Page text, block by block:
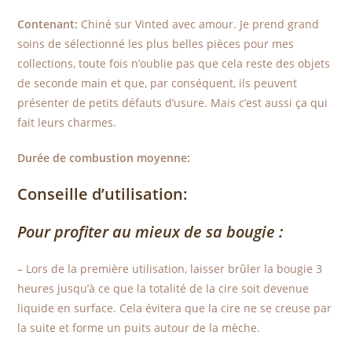
Contenant: Chiné sur Vinted avec amour. Je prend grand
soins de sélectionné les plus belles pièces pour mes
collections, toute fois n’oublie pas que cela reste des objets
de seconde main et que, par conséquent, ils peuvent
présenter de petits défauts d’usure. Mais c’est aussi ça qui
fait leurs charmes.
Durée de combustion moyenne:
Conseille d’utilisation:
Pour profiter au mieux de sa bougie :
– Lors de la première utilisation, laisser brûler la bougie 3
heures jusqu’à ce que la totalité de la cire soit devenue
liquide en surface. Cela évitera que la cire ne se creuse par
la suite et forme un puits autour de la mèche.